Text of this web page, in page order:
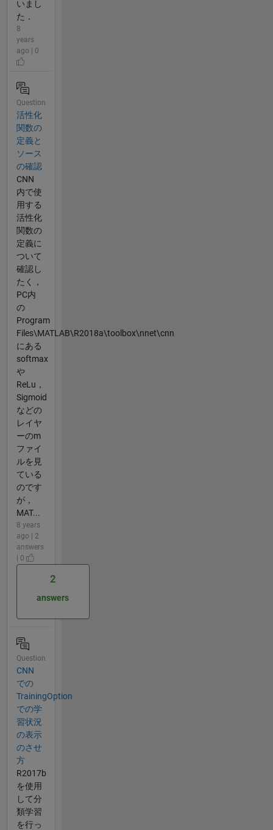
いまし
た．
8
years
ago | 0
Question
活性化
関数の
定義と
ソース
の確認
CNN
内で使
用する
活性化
関数の
定義に
ついて
確認し
たく，
PC内
の
Program
Files\MATLAB\R2018a\toolbox\nnet\cnn
にある
softmax
や
ReLu，
Sigmoid
などの
レイヤ
ーのm
ファイ
ルを見
ている
のです
が，
MAT...
8 years
ago | 2
answers
| 0
2
answers
Question
CNN
での
TrainingOption
での学
習状況
の表示
のさせ
方
R2017b
を使用
して分
類学習
を行っ